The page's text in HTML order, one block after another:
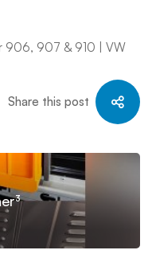
906, 907 & 910 | VW
Share this post